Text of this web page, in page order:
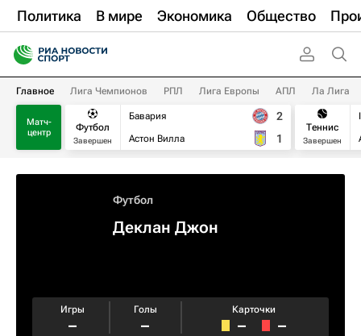
Политика В мире Экономика Общество
Главное Лига Чемпионов РПЛ Лига Европы АПЛ Ла Лига
Матч-
центр
Футбол
Завершен
Бавария
Астон Вилла
2
1
Теннис
Завершен
Футбол
Деклан Джон
Игры
–
Голы
–
Карточки
– –